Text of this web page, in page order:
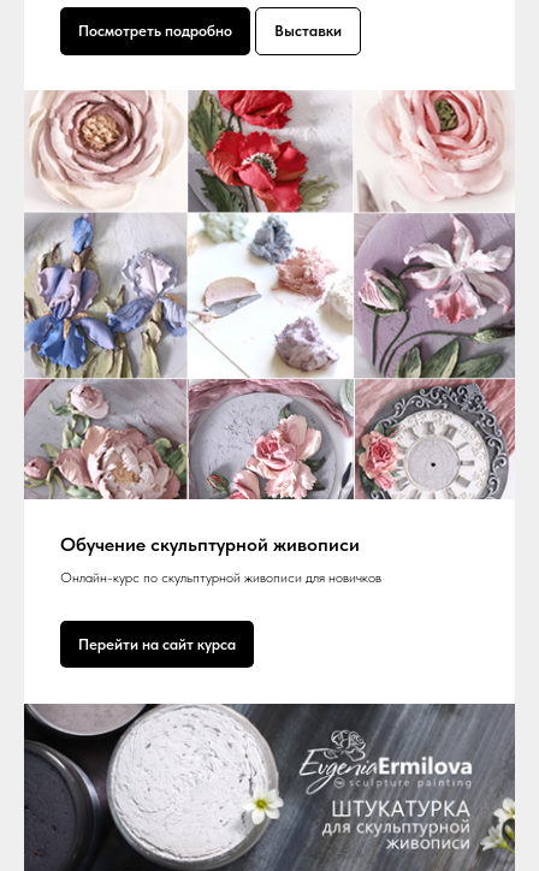
Посмотреть подробно Выставки
Обучение скульптурной живописи
Онлайн-курс по скульптурной живописи для новичков
Перейти на сайт курса